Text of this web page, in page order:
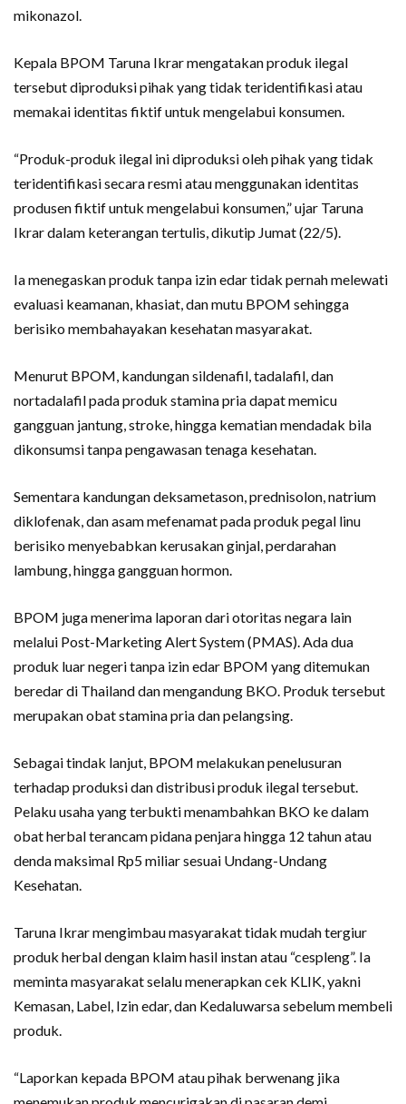
mikonazol.
Kepala BPOM Taruna Ikrar mengatakan produk ilegal
tersebut diproduksi pihak yang tidak teridentifikasi atau
memakai identitas fiktif untuk mengelabui konsumen.
“Produk-produk ilegal ini diproduksi oleh pihak yang tidak
teridentifikasi secara resmi atau menggunakan identitas
produsen fiktif untuk mengelabui konsumen,” ujar Taruna
Ikrar dalam keterangan tertulis, dikutip Jumat (22/5).
Ia menegaskan produk tanpa izin edar tidak pernah melewati
evaluasi keamanan, khasiat, dan mutu BPOM sehingga
berisiko membahayakan kesehatan masyarakat.
Menurut BPOM, kandungan sildenafil, tadalafil, dan
nortadalafil pada produk stamina pria dapat memicu
gangguan jantung, stroke, hingga kematian mendadak bila
dikonsumsi tanpa pengawasan tenaga kesehatan.
Sementara kandungan deksametason, prednisolon, natrium
diklofenak, dan asam mefenamat pada produk pegal linu
berisiko menyebabkan kerusakan ginjal, perdarahan
lambung, hingga gangguan hormon.
BPOM juga menerima laporan dari otoritas negara lain
melalui Post-Marketing Alert System (PMAS). Ada dua
produk luar negeri tanpa izin edar BPOM yang ditemukan
beredar di Thailand dan mengandung BKO. Produk tersebut
merupakan obat stamina pria dan pelangsing.
Sebagai tindak lanjut, BPOM melakukan penelusuran
terhadap produksi dan distribusi produk ilegal tersebut.
Pelaku usaha yang terbukti menambahkan BKO ke dalam
obat herbal terancam pidana penjara hingga 12 tahun atau
denda maksimal Rp5 miliar sesuai Undang-Undang
Kesehatan.
Taruna Ikrar mengimbau masyarakat tidak mudah tergiur
produk herbal dengan klaim hasil instan atau “cespleng”. Ia
meminta masyarakat selalu menerapkan cek KLIK, yakni
Kemasan, Label, Izin edar, dan Kedaluwarsa sebelum membeli
produk.
“Laporkan kepada BPOM atau pihak berwenang jika